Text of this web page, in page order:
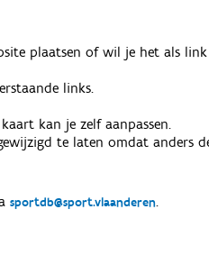
plaatsen of wil je het als
links.
kan je zelf aanpassen.
te laten omdat anders
sportdb@sport.vlaanderen.